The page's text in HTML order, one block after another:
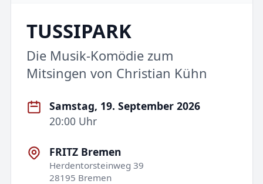
TUSSIPARK
Die Musik-Komödie zum
Mitsingen von Christian Kühn
Samstag, 19. September 2026
20:00 Uhr
FRITZ Bremen
Herdentorsteinweg 39
28195 Bremen